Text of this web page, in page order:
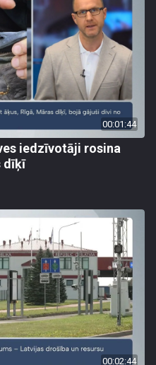
00:01:44
iedzīvotāji rosina
dīķī
00:02:44